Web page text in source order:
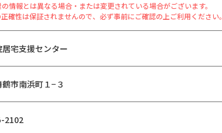
情報とは異なる場合・または変更されている場合がございます。
確性は保証されませんので、必ず事前にご確認の上ご利用ください。
宅支援センター
市南浜町１−３
2102